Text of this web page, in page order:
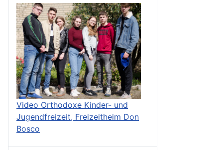
Video Orthodoxe Kinder- und
Jugendfreizeit, Freizeitheim Don
Bosco